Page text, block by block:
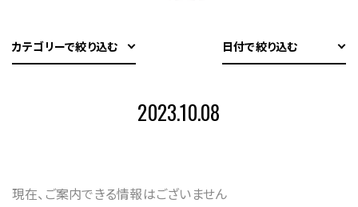
カテゴリーで絞り込む 日付で絞り込む
2023.10.08
現在、ご案内できる情報はございません